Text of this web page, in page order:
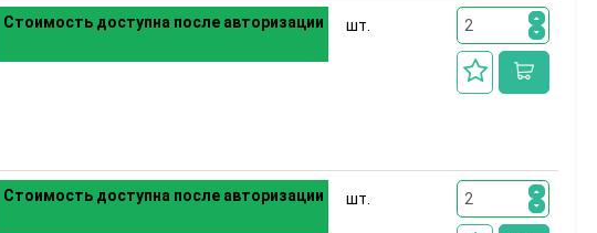
Стоимость доступна после авторизации шт.
Стоимость доступна после авторизации шт.